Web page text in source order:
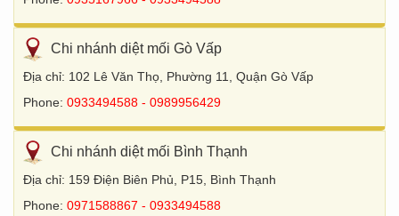
Chi nhánh diệt mối Gò Vấp
Địa chỉ: 102 Lê Văn Thọ, Phường 11, Quận Gò Vấp
Phone: 0933494588 - 0989956429
Chi nhánh diệt mối Bình Thạnh
Địa chỉ: 159 Điện Biên Phủ, P15, Bình Thạnh
Phone: 0971588867 - 0933494588